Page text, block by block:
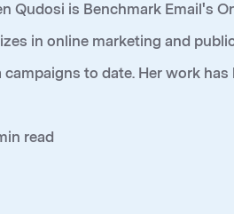
Qudosi is Benchmark Email's
in online marketing and
to date. Her work
read